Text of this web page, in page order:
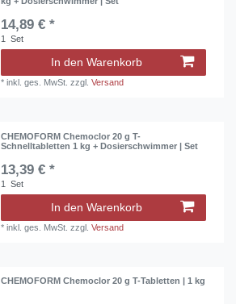
14,89 € *
1 Set
In den Warenkorb
*inkl. ges. MwSt. zzgl.Versand
CHEMOFORM Chemoclor 20 g T-
Schnelltabletten 1 kg + Dosierschwimmer | Set
13,39 € *
1 Set
In den Warenkorb
*inkl. ges. MwSt. zzgl.Versand
CHEMOFORM Chemoclor 20 g T-Tabletten | 1 kg